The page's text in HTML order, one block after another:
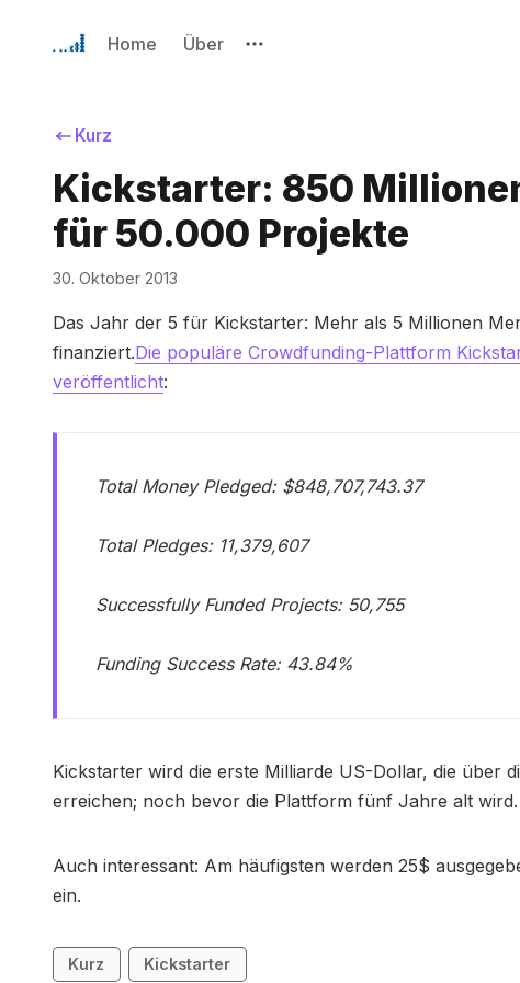
Home Über
Kurz
Kickstarter: 850
für 50.000 Projekte
30. Oktober 2013
Das Jahr der 5 für Kickstarter: Mehr als 5 Millionen
finanziert.Die populäre Crowdfunding-Plattform
veröffentlicht:
Total Money Pledged: $848,707,743.37
Total Pledges: 11,379,607
Successfully Funded Projects: 50,755
Funding Success Rate: 43.84%
Kickstarter wird die erste Milliarde US-Dollar, die über
erreichen; noch bevor die Plattform fünf Jahre alt wird.
Auch interessant: Am häufigsten werden 25$
ein.
Kurz Kickstarter